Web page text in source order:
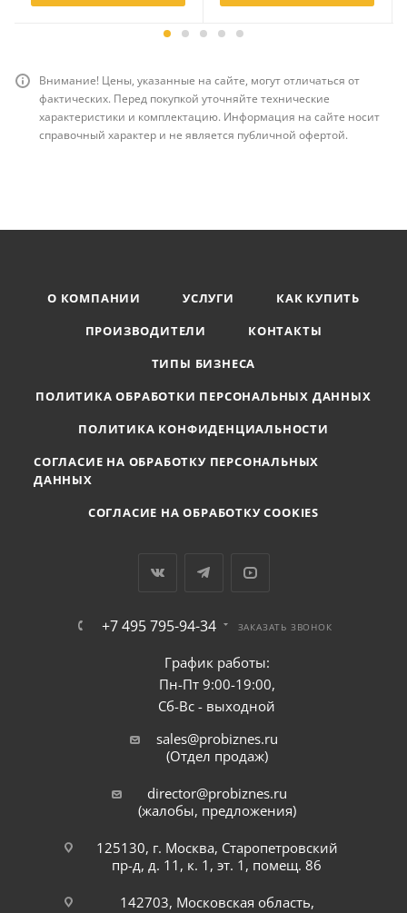
Внимание! Цены, указанные на сайте, могут отличаться от
фактических. Перед покупкой уточняйте технические
характеристики и комплектацию. Информация на сайте носит
справочный характер и не является публичной офертой.
О КОМПАНИИ УСЛУГИ
КАК КУПИТЬ
ПРОИЗВОДИТЕЛИ
КОНТАКТЫ
ТИПЫ БИЗНЕСА
ПОЛИТИКА ОБРАБОТКИ ПЕРСОНАЛЬНЫХ ДАННЫХ
ПОЛИТИКА КОНФИДЕНЦИАЛЬНОСТИ
СОГЛАСИЕ НА ОБРАБОТКУ ПЕРСОНАЛЬНЫХ
ДАННЫХ
СОГЛАСИЕ НА ОБРАБОТКУ COOKIES
+7 495 795-94-34 ЗАКАЗАТЬ ЗВОНОК
График работы:
Пн-Пт 9:00-19:00,
Сб-Вс - выходной
sales@probiznes.ru
(Отдел продаж)
director@probiznes.ru
(жалобы, предложения)
125130, г. Москва, Старопетровский
пр-д, д. 11, к. 1, эт. 1, помещ. 86
142703, Московская область,